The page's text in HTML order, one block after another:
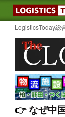
LogisticsToday総
👉️なぜ中